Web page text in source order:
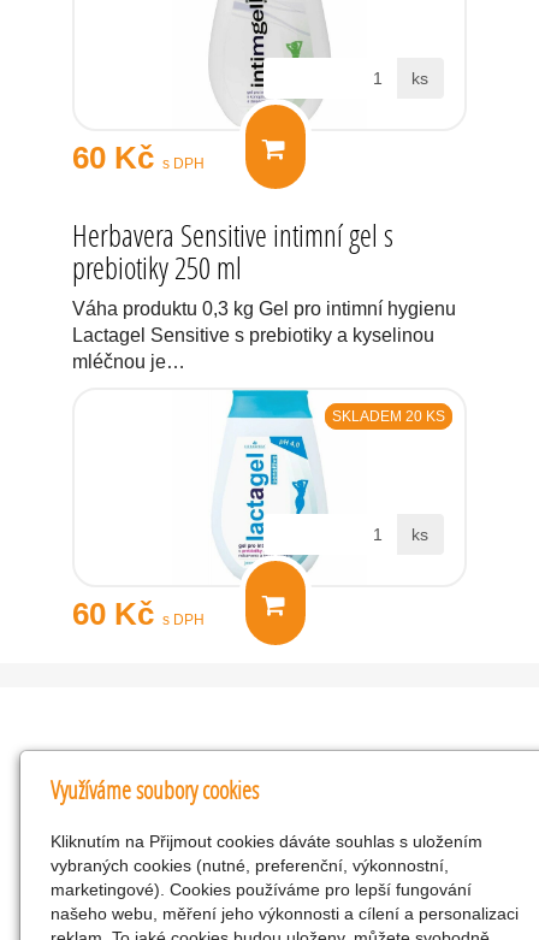
60 Kč s DPH
ks
Herbavera Sensitive intimní gel s
prebiotiky 250 ml
Váha produktu 0,3 kg Gel pro intimní hygienu
Lactagel Sensitive s prebiotiky a kyselinou
mléčnou je…
SKLADEM 20 KS
60 Kč s DPH
ks
Kontakty
KNK obchodní společnost s r.o.
Komenského 127, Žacléř, 542 01 Číslo účtu:
286293602/0300
25298518
Využíváme soubory cookies
Kliknutím na Přijmout cookies dáváte souhlas s uložením
vybraných cookies (nutné, preferenční, výkonnostní,
marketingové). Cookies používáme pro lepší fungování
našeho webu, měření jeho výkonnosti a cílení a personalizaci